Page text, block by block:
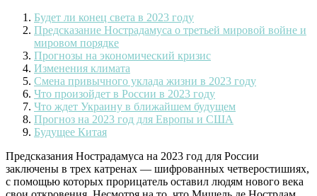
Будет ли конец света в 2023 году
Предсказание Нострадамуса о третьей мировой войне и
мировом порядке
Прогнозы на экономический кризис
Изменения климата
Смена привычного уклада жизни в 2023 году
Что произойдет в России в 2023 году
Что ждет Украину в ближайшем будущем
Прогноз на 2023 год для Европы и США
Будущее Китая
Предсказания Нострадамуса на 2023 год для России
заключены в трех катренах — шифрованных четверостишиях,
с помощью которых прорицатель оставил людям нового века